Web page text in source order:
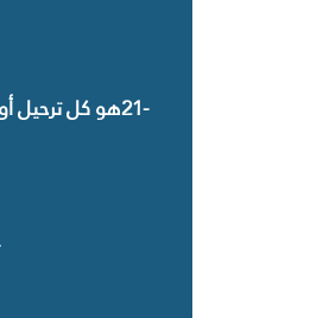
21-هو كل ترحيل